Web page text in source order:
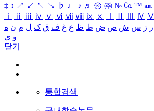
‡ ↕ ↗ ↙ ↖ ↘ ♭ ♩ ♪ ♬ ㉿ ㈜ № ㏇ ™ ㏂
ⅰ
ⅱ ⅲ ⅳ ⅴ ⅵ ⅶ ⅷ ⅸ ⅹ Ⅳ Ⅴ
ر ز س ش ص ض ط ظ ع غ ف ق ک ل م ن ه
و ی
닫기
통합검색